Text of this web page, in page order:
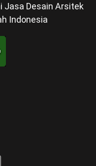
Jasa Desain Arsitek
Indonesia